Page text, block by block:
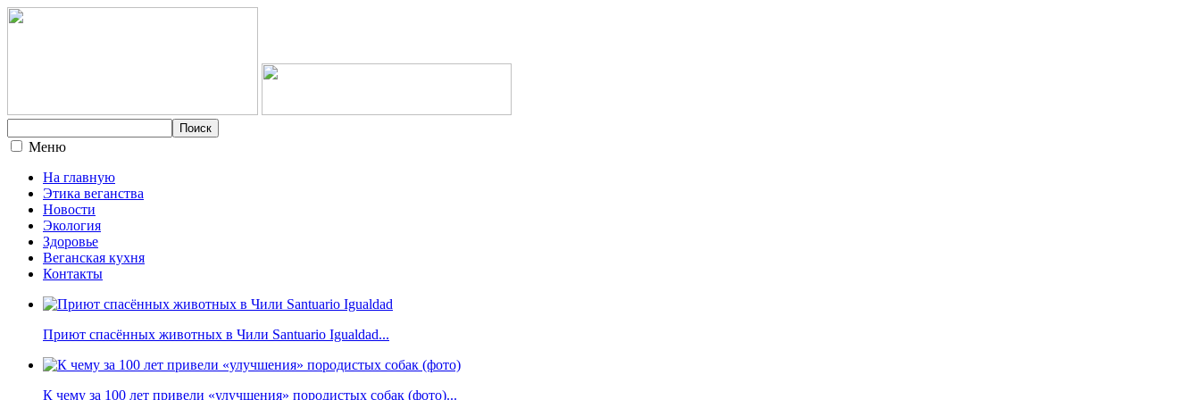
Меню
На главную
Этика веганства
Новости
Экология
Здоровье
Веганская кухня
Контакты
Приют спасённых животных в Чили Santuario Igualdad...
К чему за 100 лет привели «улучшения» породистых собак (фото)...